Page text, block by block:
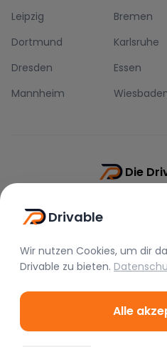
Leipzig
Bremen
Dortmund
Karlsruhe
Dresden
Essen
Mannheim
Die
©2026Drivable.Alle
Drivable
Wir nutzen Cookies, um dir
Drivable zu bieten.
Alle